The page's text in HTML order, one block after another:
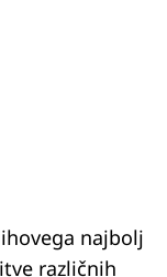
najbolj
različnih